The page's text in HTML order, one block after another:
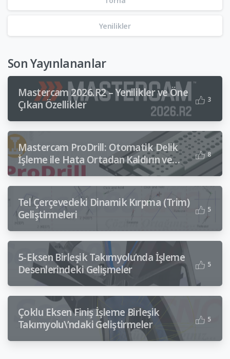
Yenilikler
Son Yayınlananlar
Mastercam 2026.R2 – Yenilikler ve Öne
Çıkan Özellikler
3
Mastercam ProDrill: Otomatik Delik
İşleme ile Hata Ortadan Kaldırın ve
Zaman Tasarrufu Sağlayın
8
Tel Çerçevedeki Dinamik Kırpma (Trim)
Geliştirmeleri
5
5-Eksen Birleşik Takımyolu’nda İşleme
Desenlerindeki Gelişmeler
5
Çoklu Eksen Finiş İşleme Birleşik
Takımyolu\’ndaki Geliştirmeler
5